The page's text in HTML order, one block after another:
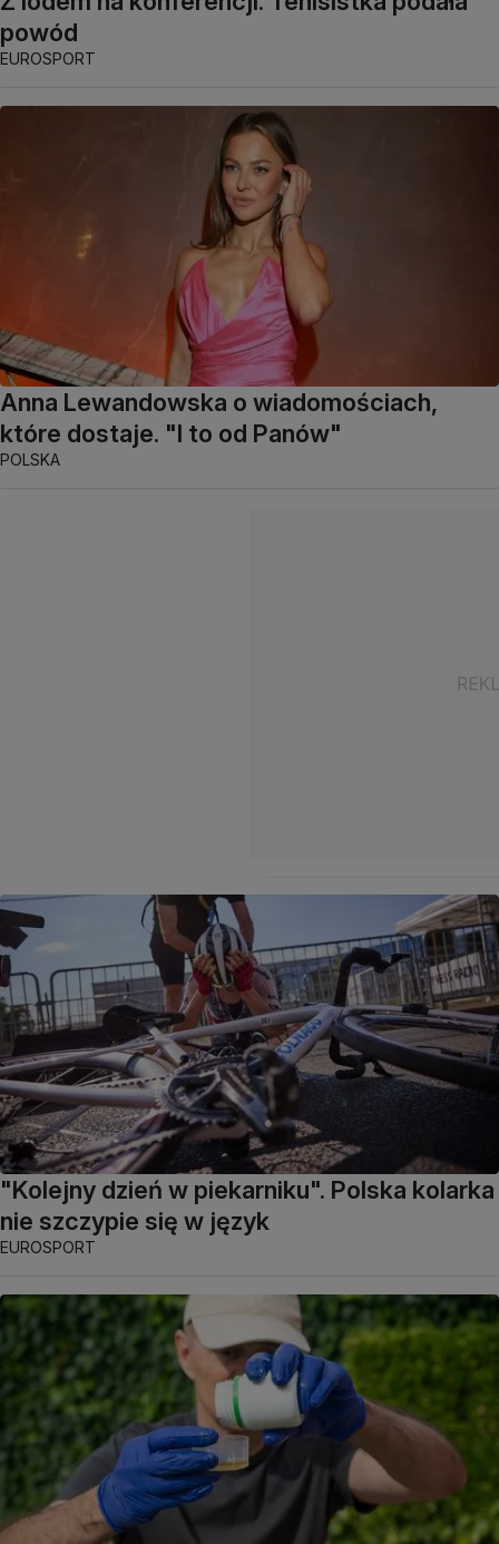
powód
EUROSPORT
Anna Lewandowska o wiadomościach,
które dostaje. "I to od Panów"
POLSKA
"Kolejny dzień w piekarniku". Polska kolarka
nie szczypie się w język
EUROSPORT